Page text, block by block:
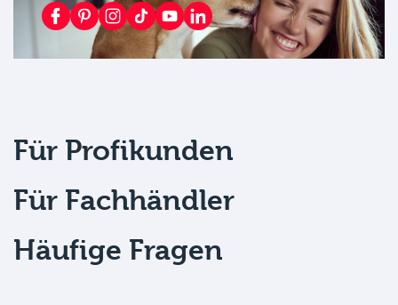
Für Profikunden
Für Fachhändler
Häufige Fragen